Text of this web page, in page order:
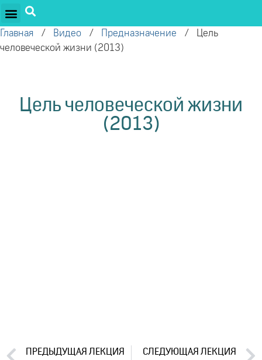
Главная / Видео / Предназначение /
Цель
человеческой жизни (2013)
Цель человеческой жизни
(2013)
ПРЕДЫДУЩАЯ ЛЕКЦИЯ СЛЕДУЮЩАЯ ЛЕКЦИЯ